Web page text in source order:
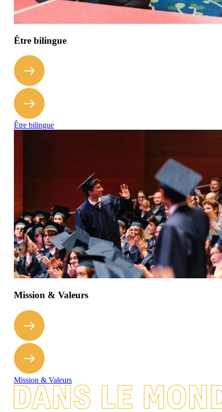
Être bilingue
Être bilingue
Mission & Valeurs
Mission & Valeurs